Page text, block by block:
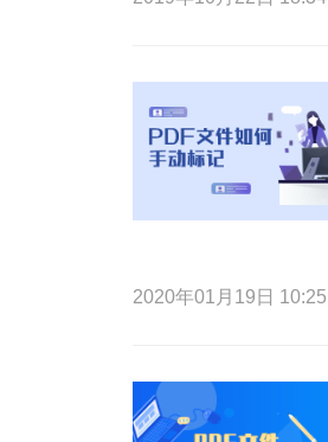
2020年01月19日 10:25